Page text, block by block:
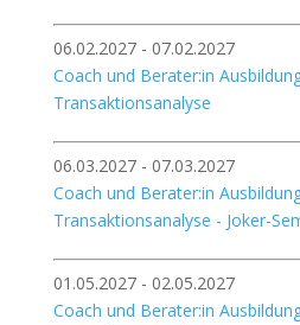
06.02.2027 - 07.02.2027
Coach und Berater:in
Transaktionsanalyse
06.03.2027 - 07.03.2027
Coach und Berater:in
Transaktionsanalyse - Joker-
01.05.2027 - 02.05.2027
Coach und Berater:in